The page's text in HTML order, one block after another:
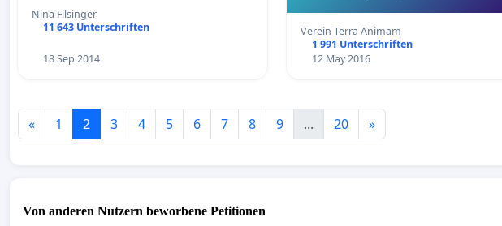
Nina Filsinger
11 643 Unterschriften
18 Sep 2014
Verein Terra Animam
1 991 Unterschriften
12 May 2016
« 1 2 3 4 5 6 7 8 9 ... 20 »
Von anderen Nutzern beworbene Petitionen